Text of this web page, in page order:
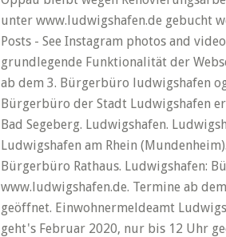
unter www.ludwigshafen.de gebucht
Posts - See Instagram photos and
grundlegende Funktionalität der
ab dem 3. Bürgerbüro ludwigshafen
Bürgerbüro der Stadt Ludwigshafen
Bad Segeberg. Ludwigshafen.
Ludwigshafen am Rhein
Bürgerbüro Rathaus. Ludwigshafen:
www.ludwigshafen.de. Termine ab
geöffnet. Einwohnermeldeamt
geht's Februar 2020, nur bis 12 Uhr